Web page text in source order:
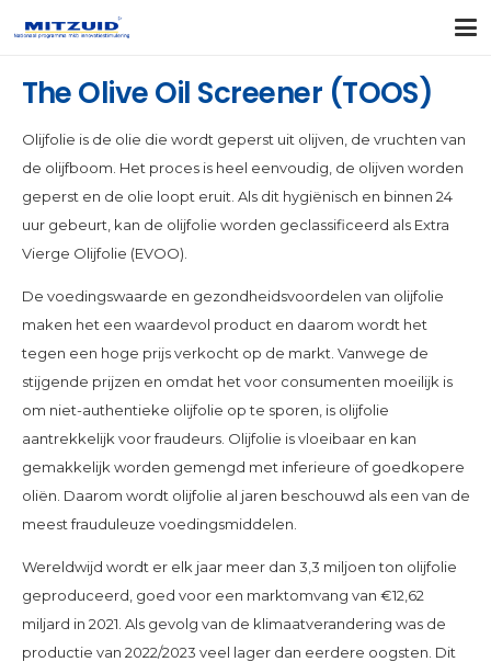
The Olive Oil Screener (TOOS)
Olijfolie is de olie die wordt geperst uit olijven, de vruchten van
de olijfboom. Het proces is heel eenvoudig, de olijven worden
geperst en de olie loopt eruit. Als dit hygiënisch en binnen 24
uur gebeurt, kan de olijfolie worden geclassificeerd als Extra
Vierge Olijfolie (EVOO).
De voedingswaarde en gezondheidsvoordelen van olijfolie
maken het een waardevol product en daarom wordt het
tegen een hoge prijs verkocht op de markt. Vanwege de
stijgende prijzen en omdat het voor consumenten moeilijk is
om niet-authentieke olijfolie op te sporen, is olijfolie
aantrekkelijk voor fraudeurs. Olijfolie is vloeibaar en kan
gemakkelijk worden gemengd met inferieure of goedkopere
oliën. Daarom wordt olijfolie al jaren beschouwd als een van de
meest frauduleuze voedingsmiddelen.
Wereldwijd wordt er elk jaar meer dan 3,3 miljoen ton olijfolie
geproduceerd, goed voor een marktomvang van €12,62
miljard in 2021. Als gevolg van de klimaatverandering was de
productie van 2022/2023 veel lager dan eerdere oogsten. Dit